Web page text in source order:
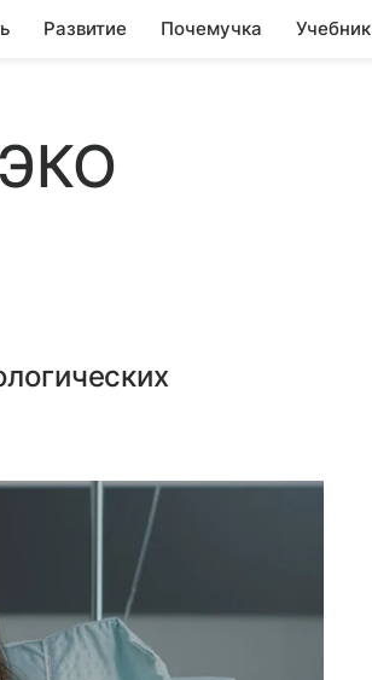
Развитие Почемучка Учебник